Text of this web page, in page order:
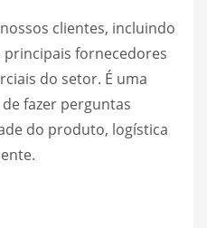
clientes, incluindo
fornecedores
do setor. É uma
fazer perguntas
do produto, logística